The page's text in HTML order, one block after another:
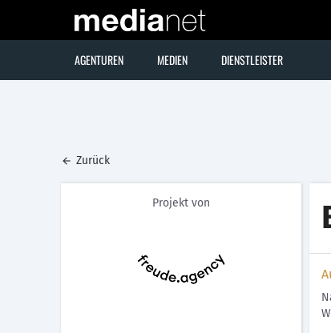
AGENTUREN MEDIEN DIENSTLEISTER
Zurück
Projekt von